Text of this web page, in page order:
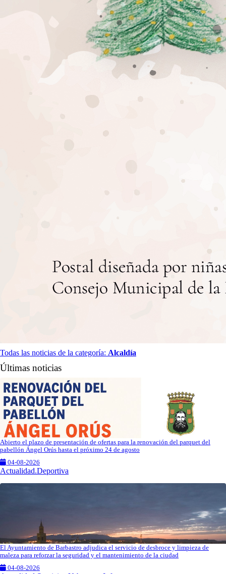
Todas las noticias de la categoría: Alcaldía
Últimas noticias
Abierto el plazo de presentación de ofertas para la renovación del parquet del
pabellón Ángel Orús hasta el próximo 24 de agosto
04-08-2026
Actualidad.Deportiva
El Ayuntamiento de Barbastro adjudica el servicio de desbroce y limpieza de
maleza para reforzar la seguridad y el mantenimiento de la ciudad
04-08-2026